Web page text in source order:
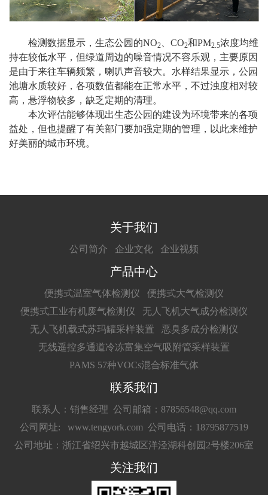
检测数据显示，生态公园的NO2 、CO2和PM2.5浓度均维
持在较低水平，但绿道周边的噪音情况不容乐观，主要原因
是由于来往车辆频繁，喇叭声音较大。水样结果显示，公园
池塘水质较好，各项数值都能在正常水平，不过浊度相对较
高，悬浮物较多，缺乏定期的清理。
本次评估能够体现出生态公园的建设为环境带来的各项
益处，但也提醒了有关部门要加强定期的管理，以此来维护
好美丽的城市环境。
关于我们
公司简介 企业文化 企业视频
产品中心
便携式温室气体检测仪
便携式大气检测仪
便携式工业有机废气检测仪
无人飞机大气成分检测仪
无人飞机载式苏玛罐采样装置
恶臭多成分检测仪
无线遥控多通道冷冻富集空气吸附管采样装置
PAMS 57种VOCs混合标准气体
联系我们
联系人：销售经理 公司邮箱：87856548@qq.com
公司网址: www.tengyork.com 公司电话：18795877519
公司地址：浙江省绍兴市越城区洋泾湖科创园2号楼206室
关注我们